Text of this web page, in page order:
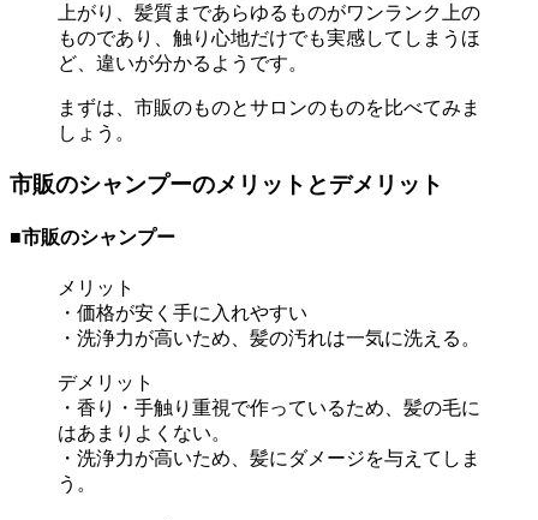
上がり、髪質まであらゆるものがワンランク上の
ものであり、触り心地だけでも実感してしまうほ
ど、違いが分かるようです。
まずは、市販のものとサロンのものを比べてみま
しょう。
市販のシャンプーのメリットとデメリット
■市販のシャンプー
メリット
・価格が安く手に入れやすい
・洗浄力が高いため、髪の汚れは一気に洗える。
デメリット
・香り・手触り重視で作っているため、髪の毛に
はあまりよくない。
・洗浄力が高いため、髪にダメージを与えてしま
う。